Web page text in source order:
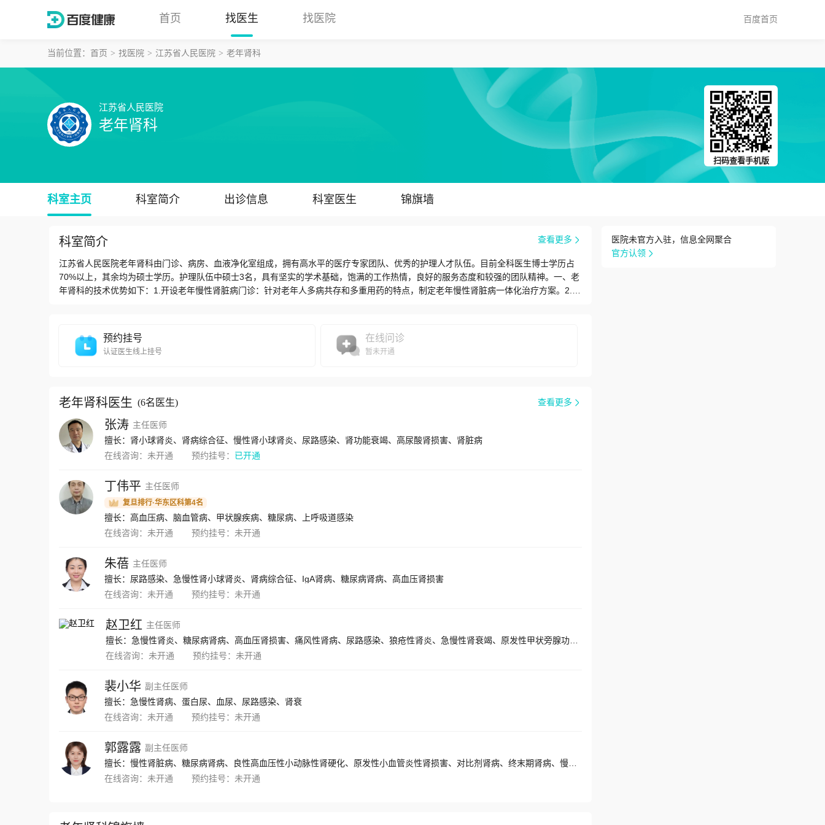
首页 找医生 找医院 百度首页
当前位置： 首页 找医院 江苏省人民医院 老年肾科
江苏省人民医院
老年肾科
扫码查看手机版
科室主页 科室简介 出诊信息 科室医生 锦旗墙
科室简介 查看更多
江苏省人民医院老年肾科由门诊、病房、血液净化室组成，拥有高水平的医疗专家团队、优秀的护理人才队伍。目前全科医生博士学历占
70%以上，其余均为硕士学历。护理队伍中硕士3名，具有坚实的学术基础，饱满的工作热情，良好的服务态度和较强的团队精神。一、老
年肾科的技术优势如下：1.开设老年慢性肾脏病门诊：针对老年人多病共存和多重用药的特点，制定老年慢性肾脏病一体化治疗方案。2.开
外局部抗凝连续性肾替代治疗，为疑难危重患者提供有效的治疗手段。3.老年透析血管通路的建立：透析血管通路是维持性血透患者的生命
线，老年肾衰患者血管条件差、血管耗竭，常合并心功能不全，建立有效的透析血管通路常常成为临床难题。老年肾科、血管外科和介入
放射科多学科联合，采用人工/自身血管移植及搭桥术、血管转流术、戴戒术、缩瘘术、球囊扩张及支架植入术等，解决疑难复杂血管通路
进步二等奖。5.肾功能评估：经过数年的临床研究，老年肾科验证了KDIGO和KDOQI指南推荐的肾小球滤过率估算方法在中国老年人群肾
病提供有力的工具。研究结果连续3年在中华医学会肾脏病分会年会上报道，总结发表SCI文章10余篇，获得江苏省卫计委新技术引进二等
奖2项及南京市科技进步三等奖1项。6.老年肾科病房开展B超引导下肾穿刺活检术、腹膜透析和结肠透析等肾脏病专科技术，诊治多种肾内
科疾病，如急慢性肾炎、肾病综合征、急性肾损伤、IgA肾病、肾小管酸中毒、间质性肾炎、慢性肾功能不全，尤其是老年人常见的高血压
预约挂号
认证医生线上挂号
在线问诊
暂未开通
老年肾科医生 (6名医生) 查看更多
张涛 主任医师
擅长：肾小球肾炎、肾病综合征、慢性肾小球肾炎、尿路感染、肾功能衰竭、高尿酸肾损害、肾脏病
在线咨询： 未开通 预约挂号： 已开通
丁伟平 主任医师
复旦排行·华东区科第4名
擅长：高血压病、脑血管病、甲状腺疾病、糖尿病、上呼吸道感染
在线咨询： 未开通 预约挂号： 未开通
朱蓓 主任医师
擅长：尿路感染、急慢性肾小球肾炎、肾病综合征、IgA肾病、糖尿病肾病、高血压肾损害
在线咨询： 未开通 预约挂号： 未开通
赵卫红 主任医师
在线咨询： 未开通 预约挂号： 未开通
裴小华 副主任医师
擅长：急慢性肾病、蛋白尿、血尿、尿路感染、肾衰
在线咨询： 未开通 预约挂号： 未开通
郭露露 副主任医师
在线咨询： 未开通 预约挂号： 未开通
医院未官方入驻，信息全网聚合
官方认领